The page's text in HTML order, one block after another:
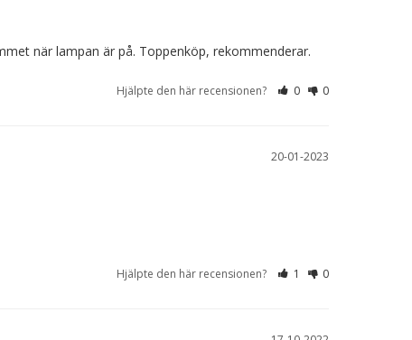
när lampan är på. Toppenköp, rekommenderar.
Hjälpte den här recensionen? 0 0
20-01-2023
Hjälpte den här recensionen? 1 0